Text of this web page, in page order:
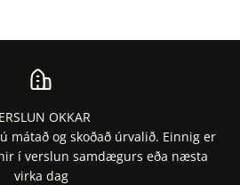
OKKAR
mátað og skoðað úrvalið. Einnig er
í verslun samdægurs eða næsta
virka dag